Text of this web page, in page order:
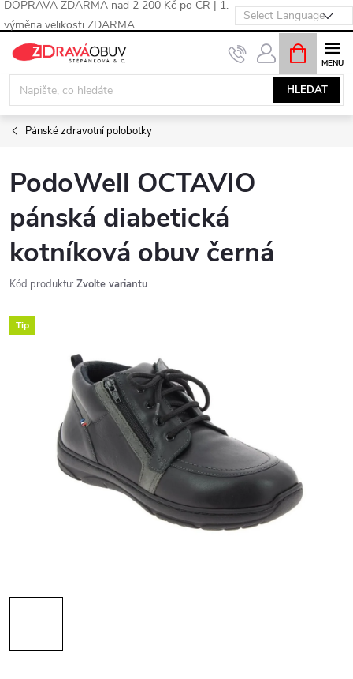
DOPRAVA ZDARMA nad 2 200 Kč po ČR | 1.
výměna velikosti ZDARMA
Přejít
obsah
HLEDAT
NÁKUPNÍ
KOŠÍK
Pánské zdravotní polobotky
PodoWell OCTAVIO
pánská diabetická
kotníková obuv černá
Kód produktu: Zvolte variantu
Tip